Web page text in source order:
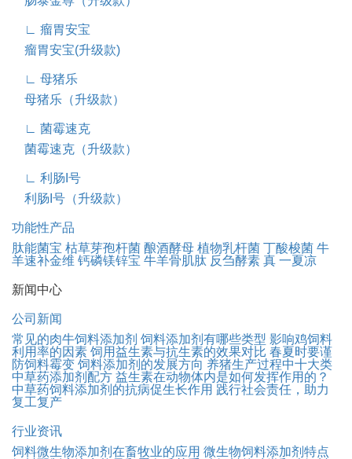
∟ 瘤胃安宝
瘤胃安宝(升级款)
∟ 母猪乐
母猪乐（升级款）
∟ 菌霉速克
菌霉速克（升级款）
∟ 利肠I号
利肠I号（升级款）
功能性产品
肽能菌宝 枯草芽孢杆菌 酿酒酵母 植物乳杆菌 丁酸梭菌 牛
羊速补金维 钙磷镁锌宝 牛羊骨肌肽 反刍酵素 真 一夏凉
新闻中心
公司新闻
常见的肉牛饲料添加剂 饲料添加剂有哪些类型 影响鸡饲料
利用率的因素 饲用益生素与抗生素的效果对比 春夏时要谨
防饲料霉变 饲料添加剂的发展方向 养猪生产过程中十大类
中草药添加剂配方 益生素在动物体内是如何发挥作用的？
中草药饲料添加剂的抗病促生长作用 践行社会责任，助力
复工复产
行业资讯
饲料微生物添加剂在畜牧业的应用 微生物饲料添加剂特点